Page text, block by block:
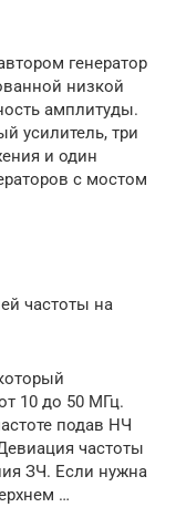
генератор
низкой
амплитуды.
усилитель, три
и один
с мостом
частоты на
10 до 50 МГц.
подав НЧ
частоты
ЗЧ. Если нужна
…